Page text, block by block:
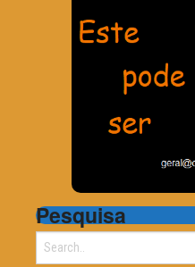
Pesquisa
Search